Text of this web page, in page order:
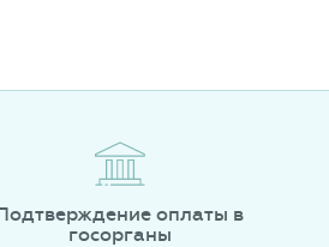
оплаты в
госорганы